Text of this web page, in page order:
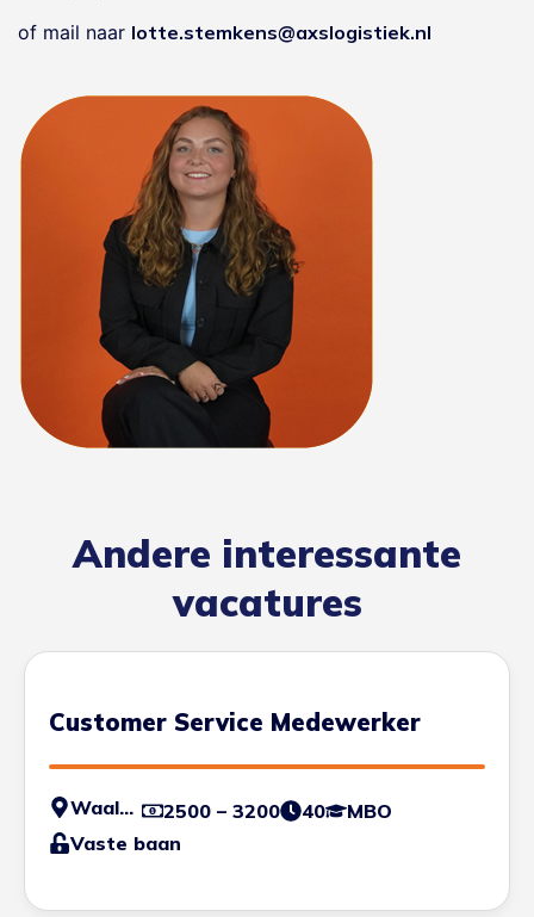
of mail naar lotte.stemkens@axslogistiek.nl
Andere interessante
vacatures
Customer Service Medewerker
Waalhaven 2500 – 3200 40
MBO
Vaste baan